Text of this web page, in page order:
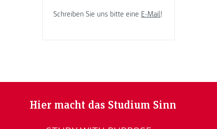
Schreiben Sie uns bitte eine E-Mail!
Hier macht das Studium Sinn